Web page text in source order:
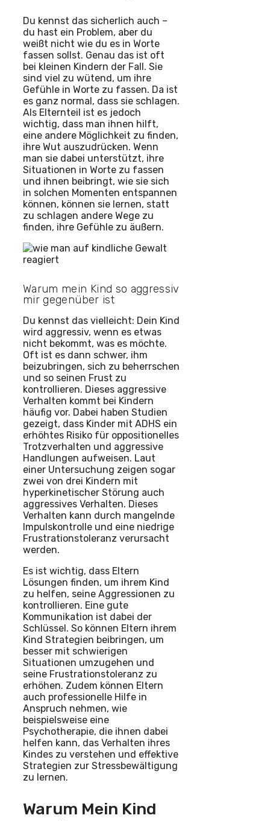
Du kennst das sicherlich auch –
du hast ein Problem, aber du
weißt nicht wie du es in Worte
fassen sollst. Genau das ist oft
bei kleinen Kindern der Fall. Sie
sind viel zu wütend, um ihre
Gefühle in Worte zu fassen. Da ist
es ganz normal, dass sie schlagen.
Als Elternteil ist es jedoch
wichtig, dass man ihnen hilft,
eine andere Möglichkeit zu finden,
ihre Wut auszudrücken. Wenn
man sie dabei unterstützt, ihre
Situationen in Worte zu fassen
und ihnen beibringt, wie sie sich
in solchen Momenten entspannen
können, können sie lernen, statt
zu schlagen andere Wege zu
finden, ihre Gefühle zu äußern.
Warum mein Kind so aggressiv
mir gegenüber ist
Du kennst das vielleicht: Dein Kind
wird aggressiv, wenn es etwas
nicht bekommt, was es möchte.
Oft ist es dann schwer, ihm
beizubringen, sich zu beherrschen
und so seinen Frust zu
kontrollieren. Dieses aggressive
Verhalten kommt bei Kindern
häufig vor. Dabei haben Studien
gezeigt, dass Kinder mit ADHS ein
erhöhtes Risiko für oppositionelles
Trotzverhalten und aggressive
Handlungen aufweisen. Laut
einer Untersuchung zeigen sogar
zwei von drei Kindern mit
hyperkinetischer Störung auch
aggressives Verhalten. Dieses
Verhalten kann durch mangelnde
Impulskontrolle und eine niedrige
Frustrationstoleranz verursacht
werden.
Es ist wichtig, dass Eltern
Lösungen finden, um ihrem Kind
zu helfen, seine Aggressionen zu
kontrollieren. Eine gute
Kommunikation ist dabei der
Schlüssel. So können Eltern ihrem
Kind Strategien beibringen, um
besser mit schwierigen
Situationen umzugehen und
seine Frustrationstoleranz zu
erhöhen. Zudem können Eltern
auch professionelle Hilfe in
Anspruch nehmen, wie
beispielsweise eine
Psychotherapie, die ihnen dabei
helfen kann, das Verhalten ihres
Kindes zu verstehen und effektive
Strategien zur Stressbewältigung
zu lernen.
Warum Mein Kind